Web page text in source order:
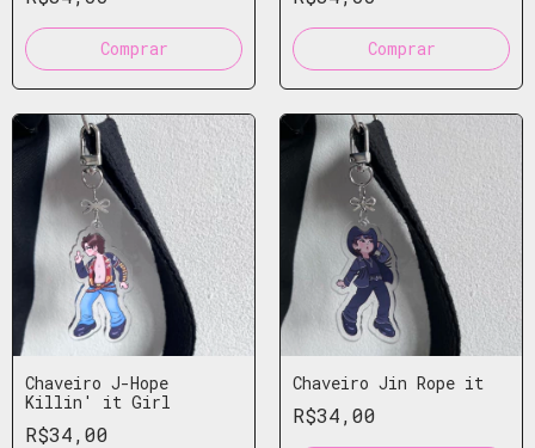
Chaveiro J-Hope
Killin' it Girl
R$34,00
Chaveiro Jin Rope it
R$34,00